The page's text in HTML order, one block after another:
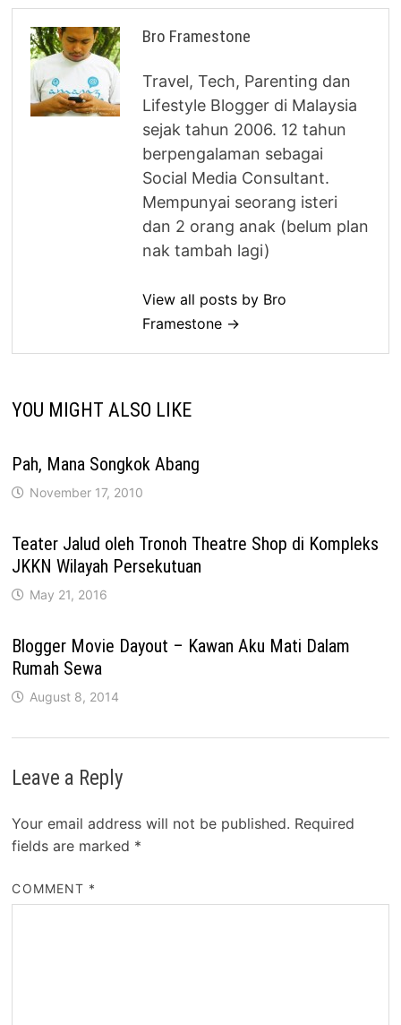
Bro Framestone
Travel, Tech, Parenting dan
Lifestyle Blogger di Malaysia
sejak tahun 2006. 12 tahun
berpengalaman sebagai
Social Media Consultant.
Mempunyai seorang isteri
dan 2 orang anak (belum plan
nak tambah lagi)
View all posts by Bro
Framestone →
YOU MIGHT ALSO LIKE
Pah, Mana Songkok Abang
November 17, 2010
Teater Jalud oleh Tronoh Theatre Shop di Kompleks
JKKN Wilayah Persekutuan
May 21, 2016
Blogger Movie Dayout – Kawan Aku Mati Dalam
Rumah Sewa
August 8, 2014
Leave a Reply
Your email address will not be published. Required
fields are marked *
COMMENT *